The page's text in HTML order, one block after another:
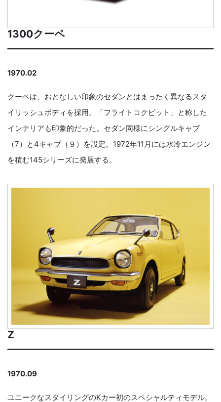
1300クーペ
1970.02
クーペは、おとなしい印象のセダンとはまったく異なるスタ
イリッシュボディを採用。「フライトコクピット」と称した
インテリアも印象的だった。セダン同様にシングルキャブ
（7）と4キャブ（９）を設定。1972年11月には水冷エンジン
を積む145シリーズに発展する。
Z
1970.09
ユニークなスタイリングのKカー初のスペシャルティモデル。